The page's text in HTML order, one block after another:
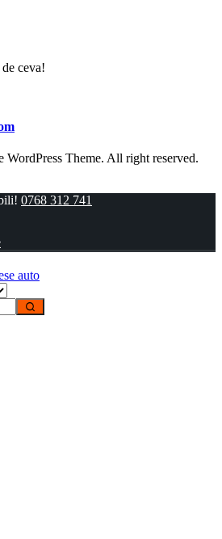
ceva!
Theme. All right reserved.
0768 312 741